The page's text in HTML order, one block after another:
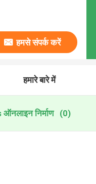
हमसे संपर्क करें
हमारे बारे में
निर्माण (0)